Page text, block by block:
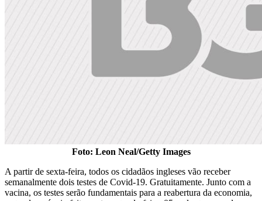
Foto: Leon Neal/Getty Images
A partir de sexta-feira, todos os cidadãos ingleses vão receber
semanalmente dois testes de Covid-19. Gratuitamente. Junto com a
vacina, os testes serão fundamentais para a reabertura da economia,